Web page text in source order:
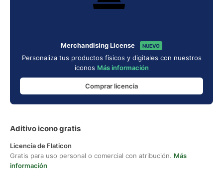
Merchandising License NUEVO
Personaliza tus productos físicos y digitales con nuestros
iconos Más información
Comprar licencia
Aditivo icono gratis
Licencia de Flaticon
Gratis para uso personal o comercial con atribución. Más
información